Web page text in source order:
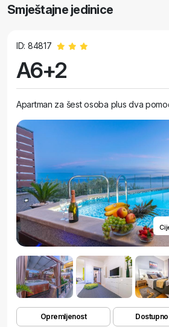
Smještajne jedinice
ID: 84817
A6+2
Apartman za šest osoba plus dva
Opremljenost